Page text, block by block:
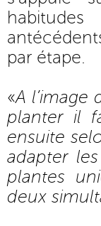
par étape.
«A l’image
planter il
ensuite
adapter
plantes
deux